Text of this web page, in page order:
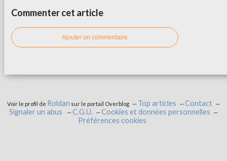
Commenter cet article
Ajouter un commentaire
Voir le profil de Roldan sur le portail Overblog Top articles
Contact
Signaler un abus
C.G.U.
Cookies et données personnelles
Préférences cookies